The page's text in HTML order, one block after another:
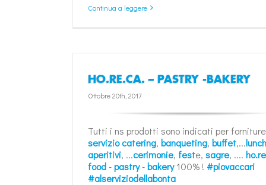
Continua a leggere
HO.RE.CA. – PASTRY -BAKERY
Ottobre 20th, 2017
Tutti i ns prodotti sono indicati per
servizio catering, banqueting, buffet,...lunch
aperitivi, ...cerimonie, feste, sagre, ....
food -pastry-bakery100% ! #piovaccari
#alserviziodellabonta